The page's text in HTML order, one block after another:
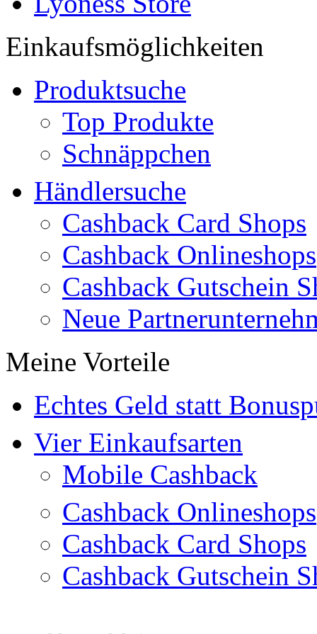
Einkaufsmöglichkeiten
Produktsuche
Top Produkte
Schnäppchen
Händlersuche
Cashback Card Shops
Cashback Onlineshops
Cashback Gutschein
Neue
Meine Vorteile
Echtes Geld statt
Vier Einkaufsarten
Mobile Cashback
Cashback Onlineshops
Cashback Card Shops
Cashback Gutschein